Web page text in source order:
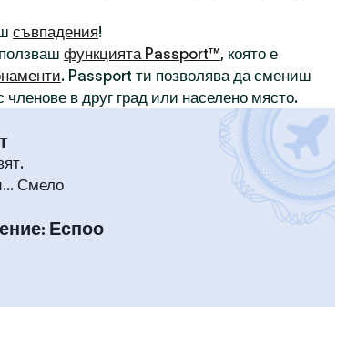
съвпадения!
функцията Passport™, която е
. Passport ти позволява да смениш
в друг град или населено място.
Смело
: Еспоо